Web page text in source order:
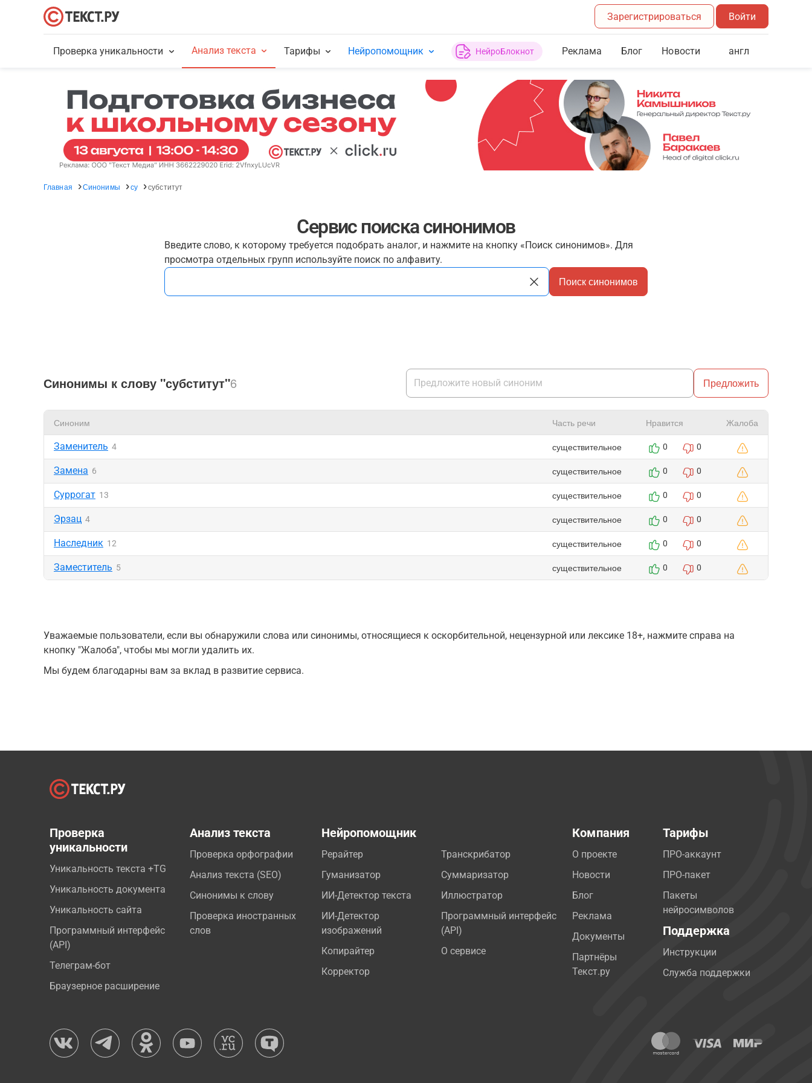
Зарегистрироваться Войти
Проверка уникальности Анализ текста Тарифы Нейропомощник НейроБлокнот Реклама Блог Новости англ
Главная Синонимы су субститут
Сервис поиска синонимов
Введите слово, к которому требуется подобрать аналог, и нажмите на кнопку «Поиск синонимов». Для
просмотра отдельных групп используйте поиск по алфавиту.
Поиск синонимов
Синонимы к слову "субститут"6 Предложить
Синоним Часть речи Нравится Жалоба
Заменитель 4 существительное 0 0
Замена 6 существительное 0 0
Суррогат 13 существительное 0 0
Эрзац 4 существительное 0 0
Наследник 12 существительное 0 0
Заместитель 5 существительное 0 0
Уважаемые пользователи, если вы обнаружили слова или синонимы, относящиеся к оскорбительной, нецензурной или лексике 18+, нажмите справа на
кнопку "Жалоба", чтобы мы могли удалить их.
Мы будем благодарны вам за вклад в развитие сервиса.
Проверка
уникальности
Уникальность текста +TG
Уникальность документа
Уникальность сайта
Программный интерфейс
(API)
Телеграм-бот
Браузерное расширение
Анализ текста
Проверка орфографии
Анализ текста (SEO)
Синонимы к слову
Проверка иностранных
слов
Нейропомощник
Рерайтер
Гуманизатор
ИИ-Детектор текста
ИИ-Детектор
изображений
Копирайтер
Корректор
Транскрибатор
Суммаризатор
Иллюстратор
Программный интерфейс
(API)
О сервисе
Компания
О проекте
Новости
Блог
Реклама
Документы
Партнёры
Текст.ру
Тарифы
ПРО-аккаунт
ПРО-пакет
Пакеты
нейросимволов
Поддержка
Инструкции
Служба поддержки